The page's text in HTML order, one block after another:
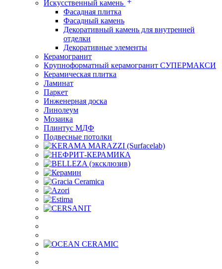
Искусственный камень
Фасадная плитка
Фасадный камень
Декоративный камень для внутренней
отделки
Декоративные элементы
Керамогранит
Крупноформатный керамогранит СУПЕРМАКСИ
Керамическая плитка
Ламинат
Паркет
Инженерная доска
Линолеум
Мозаика
Плинтус МДФ
Подвесные потолки